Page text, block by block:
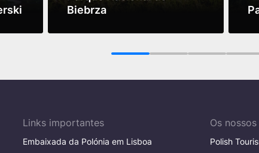
Biebrza
Ver mais
1 2 3 4
Links importantes
Embaixada da Polónia em Lisboa
Os
Polish